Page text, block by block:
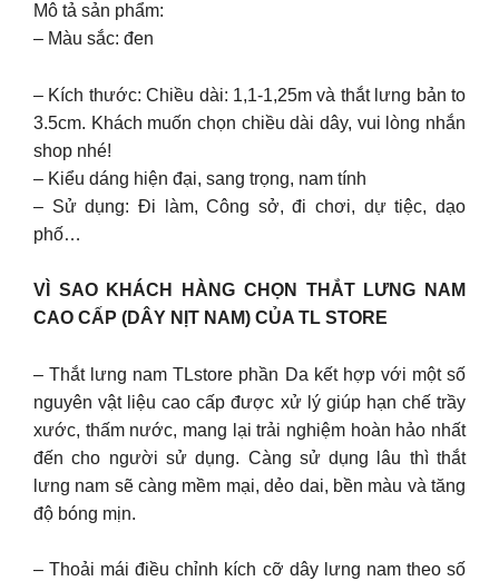
Mô tả sản phẩm:
– Màu sắc: đen
– Kích thước: Chiều dài: 1,1-1,25m và thắt lưng bản to
3.5cm. Khách muốn chọn chiều dài dây, vui lòng nhắn
shop nhé!
– Kiểu dáng hiện đại, sang trọng, nam tính
– Sử dụng: Đi làm, Công sở, đi chơi, dự tiệc, dạo
phố…
VÌ SAO KHÁCH HÀNG CHỌN THẮT LƯNG NAM
CAO CẤP (DÂY NỊT NAM) CỦA TL STORE
– Thắt lưng nam TLstore phần Da kết hợp với một số
nguyên vật liệu cao cấp được xử lý giúp hạn chế trầy
xước, thấm nước, mang lại trải nghiệm hoàn hảo nhất
đến cho người sử dụng. Càng sử dụng lâu thì thắt
lưng nam sẽ càng mềm mại, dẻo dai, bền màu và tăng
độ bóng mịn.
– Thoải mái điều chỉnh kích cỡ dây lưng nam theo số